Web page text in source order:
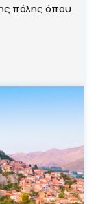
πόλης όπου